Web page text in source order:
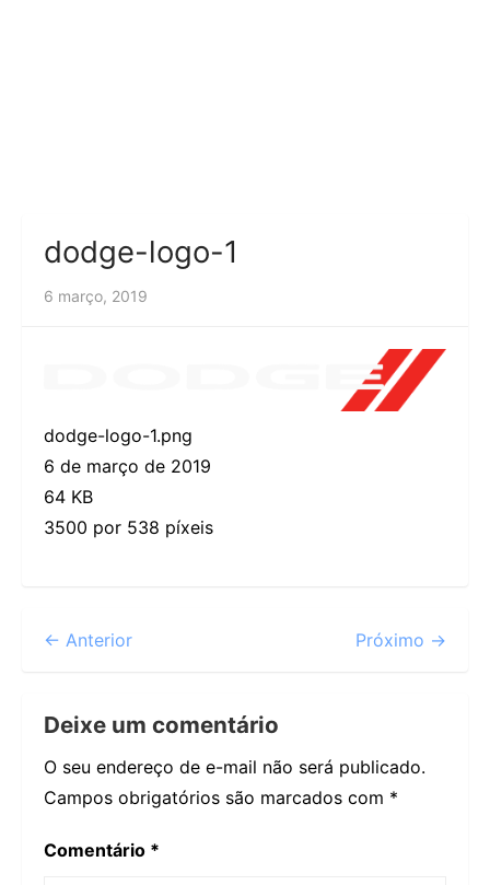
dodge-logo-1
6 março, 2019
dodge-logo-1.png
6 de março de 2019
64 KB
3500 por 538 píxeis
← Anterior Próximo →
Deixe um comentário
O seu endereço de e-mail não será publicado.
Campos obrigatórios são marcados com *
Comentário *